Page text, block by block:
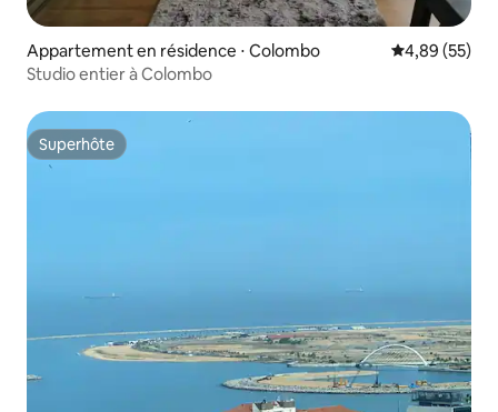
Appartement en résidence ⋅ Colombo Évaluation
4,89 (55)
Studio entier à Colombo
Superhôte
Superhôte